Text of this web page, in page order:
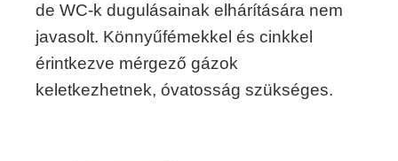
de WC-k dugulásainak elhárítására nem
javasolt. Könnyűfémekkel és cinkkel
érintkezve mérgező gázok
keletkezhetnek, óvatosság szükséges.